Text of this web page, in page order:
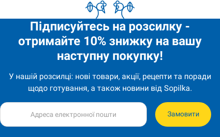
Підписуйтесь на розсилку -
отримайте 10% знижку на вашу
наступну покупку!
У нашій розсилці: нові товари, акції, рецепти та поради
щодо готування, а також новини від Sopilka.
Замовити